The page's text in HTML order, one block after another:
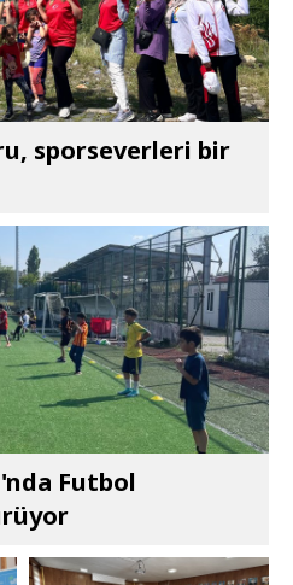
sporseverleri bir
Futbol